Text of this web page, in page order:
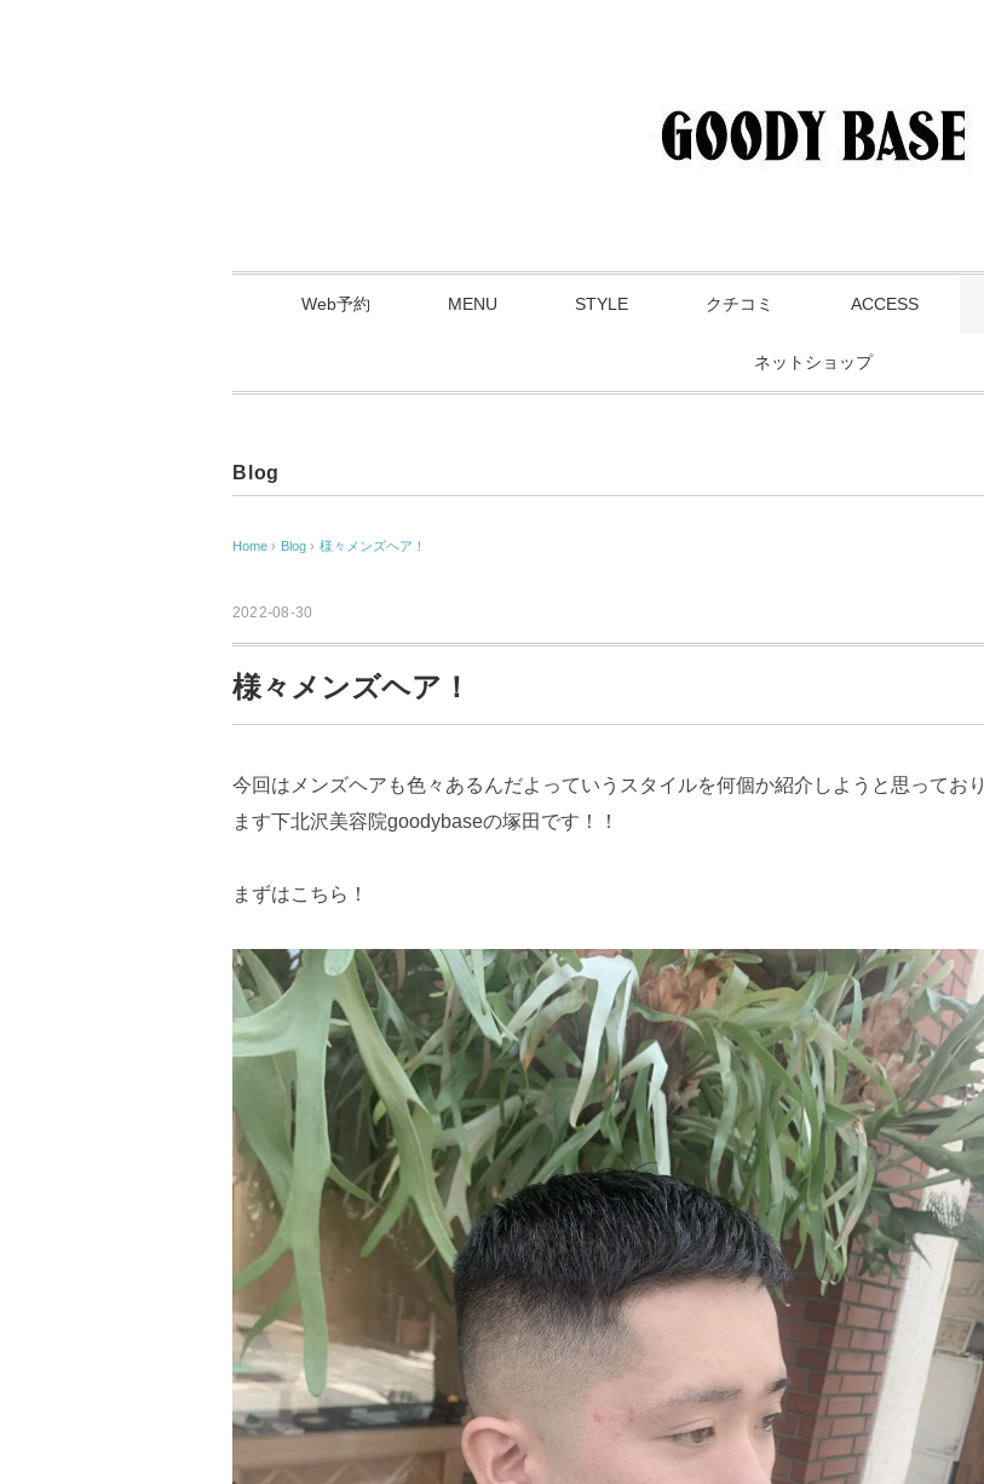
Web予約 MENU STYLE クチコミ ACCESS
ネットショップ
Blog
Home › Blog › 様々メンズヘア！
2022-08-30
様々メンズヘア！
今回はメンズヘアも色々あるんだよっていうスタイルを何個か紹介しようと思っており
ます下北沢美容院goodybaseの塚田です！！
まずはこちら！